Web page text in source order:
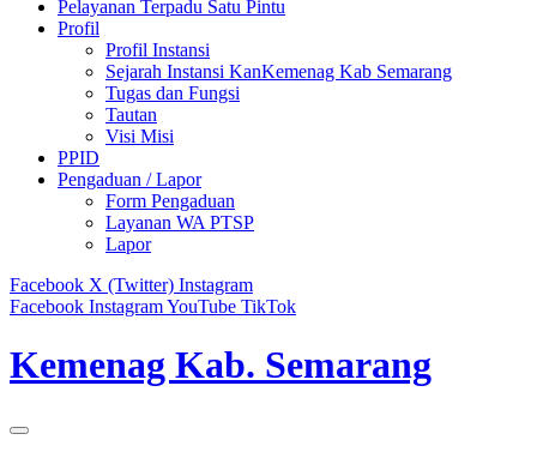
Pelayanan Terpadu Satu Pintu
Profil
Profil Instansi
Sejarah Instansi KanKemenag Kab Semarang
Tugas dan Fungsi
Tautan
Visi Misi
PPID
Pengaduan / Lapor
Form Pengaduan
Layanan WA PTSP
Lapor
Facebook X (Twitter) Instagram
Facebook InstagramYouTube TikTok
Kemenag Kab. Semarang